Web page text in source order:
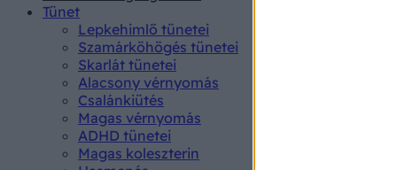
Tünet
Lepkehimlő tünetei
Szamárköhögés tünetei
Skarlát tünetei
Alacsony vérnyomás
Csalánkiütés
Magas vérnyomás
ADHD tünetei
Magas koleszterin